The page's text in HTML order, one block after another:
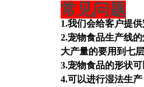
常见问题
1.我们会给客户提
2.宠物食品生产线
大产量的要用到七
3.宠物食品的形状
4.可以进行湿法生